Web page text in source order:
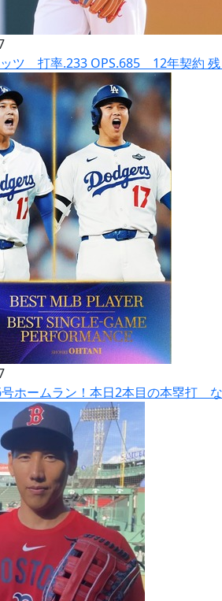
ツ 打率.233 OPS.685 12年契約
ホームラン！本日2本目の本塁打